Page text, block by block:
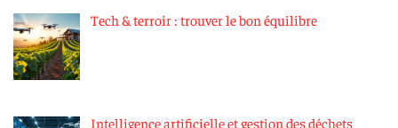
Tech & terroir : trouver le bon équilibre
Intelligence artificielle et gestion des déchets